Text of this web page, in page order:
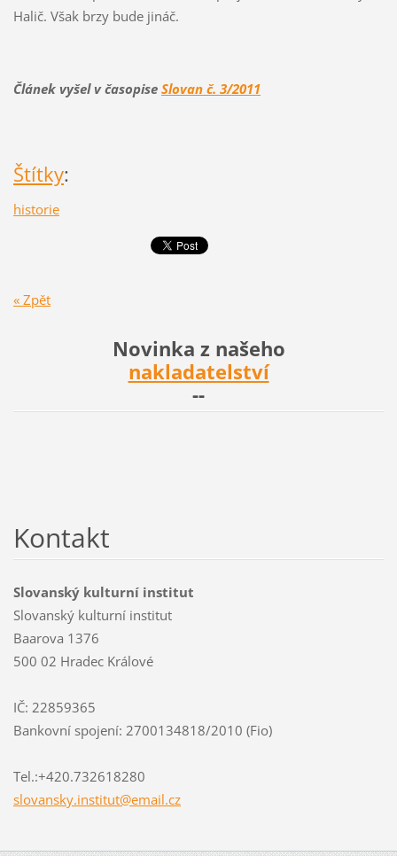
Halič. Však brzy bude jináč.
Článek vyšel v časopise Slovan č. 3/2011
Štítky:
historie
« Zpět
Novinka z našeho
nakladatelství
--
Kontakt
Slovanský kulturní institut
Slovanský kulturní institut
Baarova 1376
500 02 Hradec Králové
IČ: 22859365
Bankovní spojení: 2700134818/2010 (Fio)
Tel.:+420.732618280
slovansky.institut@email.cz